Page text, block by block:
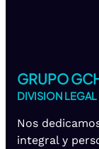
GRUPO
DIVISION LEGAL
Nos
integral y